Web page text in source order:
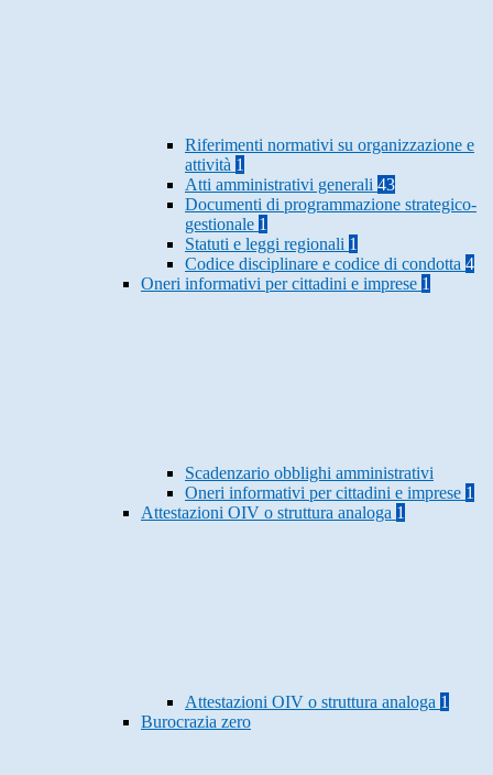
Riferimenti normativi su organizzazione e
attività 1
Atti amministrativi generali 43
Documenti di programmazione strategico-
gestionale 1
Statuti e leggi regionali 1
Codice disciplinare e codice di condotta 4
Oneri informativi per cittadini e imprese 1
Scadenzario obblighi amministrativi
Oneri informativi per cittadini e imprese 1
Attestazioni OIV o struttura analoga 1
Attestazioni OIV o struttura analoga 1
Burocrazia zero